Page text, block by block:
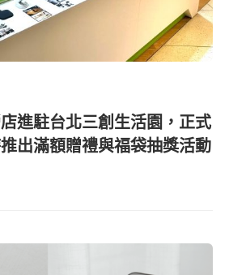
進駐台北三創生活園，正式
出滿額贈禮與福袋抽獎活動